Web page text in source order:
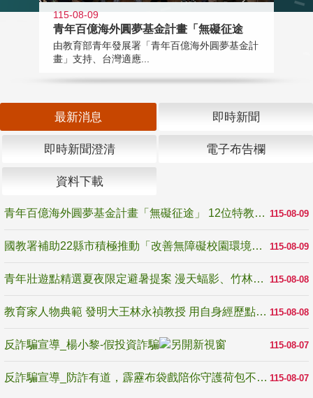
115-08-09
青年百億海外圓夢基金計畫「無礙征途
由教育部青年發展署「青年百億海外圓夢基金計
畫」支持、台灣適應...
最新消息 即時新聞
即時新聞澄清 電子布告欄
資料下載
115-08-09
青年百億海外圓夢基金計畫「無礙征途」 12位特教與弱勢青年勇闖西班牙 跨越感官限制見證生命蛻變
115-08-09
國教署補助22縣市積極推動「改善無障礙校園環境計畫」 打造友善、安全、無礙學習空間
115-08-08
青年壯遊點精選夏夜限定避暑提案 漫天蝠影、竹林尋蛙、茶香夜觀 邀青年暮色出發
115-08-08
教育家人物典範 發明大王林永禎教授 用自身經歷點亮學生的路
115-08-07
反詐騙宣導_楊小黎-假投資詐騙
115-08-07
反詐騙宣導_防詐有道，霹靂布袋戲陪你守護荷包不受騙